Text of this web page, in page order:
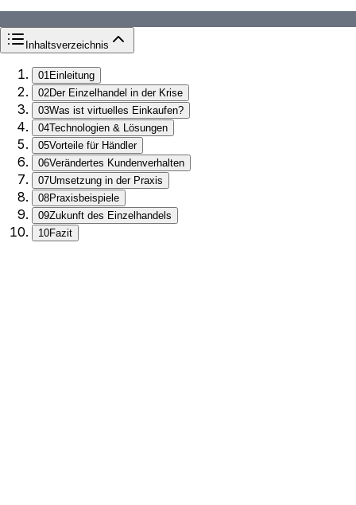
Inhaltsverzeichnis
01 Einleitung
02Der Einzelhandel in der Krise
03Was ist virtuelles Einkaufen?
04Technologien & Lösungen
05Vorteile für Händler
06Verändertes Kundenverhalten
07Umsetzung in der Praxis
08Praxisbeispiele
09Zukunft des Einzelhandels
10Fazit